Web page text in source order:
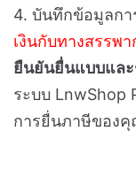
4. บันทึกข้อมูลก
เงินกับทางสรรพ
ยืนยันยื่นแบบและ
ระบบ LnwShop
การยื่นภาษีของคุ